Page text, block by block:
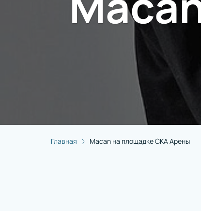
Главная Macan на площадке СКА Арены